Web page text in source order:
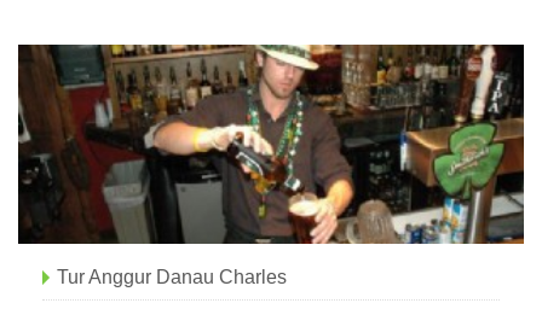
Tur Anggur Danau Charles